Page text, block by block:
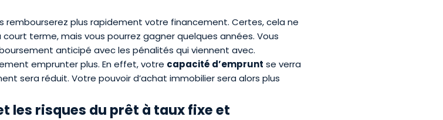
rembourserez plus rapidement votre financement. Certes, cela ne
terme, mais vous pourrez gagner quelques années. Vous
anticipé avec les pénalités qui viennent avec.
emprunter plus. En effet, votre capacité d’emprunt se verra
sera réduit. Votre pouvoir d’achat immobilier sera alors plus
les risques du prêt à taux fixe et